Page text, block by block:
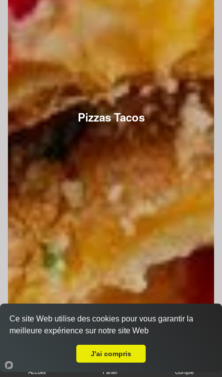
Pizzas Tacos
Accueil Panier Compte
Ce site Web utilise des cookies pour vous garantir la
meilleure expérience sur notre site Web
J'ai compris